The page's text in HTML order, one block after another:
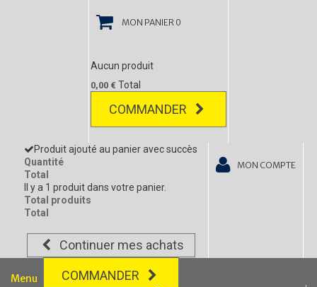
MON PANIER 0
Aucun produit
0,00 € Total
COMMANDER
Produit ajouté au panier avec succès
Quantité
Total
Il y a 1 produit dans votre panier.
Total produits
Total
Continuer mes achats
COMMANDER
MON COMPTE
Menu